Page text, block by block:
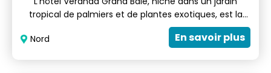
tropical de palmiers et de plantes exotiques, est la
destination parfaite pour familles et couples qui
souhaitent allier plaisirs balnéaires, balades et
Nord En savoir plus